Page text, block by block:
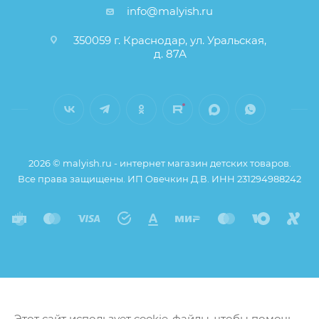
info@malyish.ru
350059 г. Краснодар, ул. Уральская,
д. 87А
2026 © malyish.ru - интернет магазин детских товаров.
Все права защищены. ИП Овечкин Д.В. ИНН 231294988242